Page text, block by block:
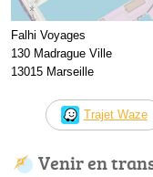
Falhi Voyages
130 Madrague Ville
13015 Marseille
Trajet Waze
Venir en